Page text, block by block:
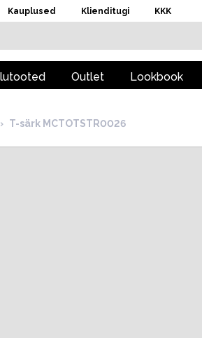
Kauplused Klienditugi KKK
Outlet Lookbook
› T-särk MCTOTSTR0026